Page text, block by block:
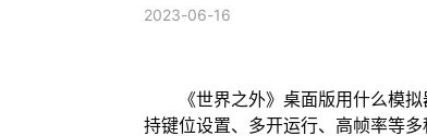
2023-06-16
《世界之外》桌面版用什么模拟
持键位设置、多开运行、高帧率等多